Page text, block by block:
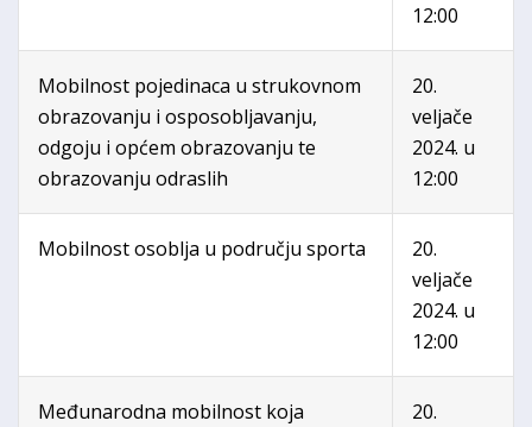
12:00
Mobilnost pojedinaca u strukovnom
obrazovanju i osposobljavanju,
odgoju i općem obrazovanju te
obrazovanju odraslih
20.
veljače
2024. u
12:00
Mobilnost osoblja u području sporta
20.
veljače
2024. u
12:00
Međunarodna mobilnost koja
20.